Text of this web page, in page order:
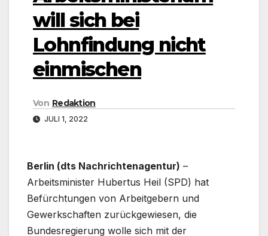
will sich bei
Lohnfindung nicht
einmischen
Von Redaktion
JULI 1, 2022
Berlin (dts Nachrichtenagentur) –
Arbeitsminister Hubertus Heil (SPD) hat
Befürchtungen von Arbeitgebern und
Gewerkschaften zurückgewiesen, die
Bundesregierung wolle sich mit der